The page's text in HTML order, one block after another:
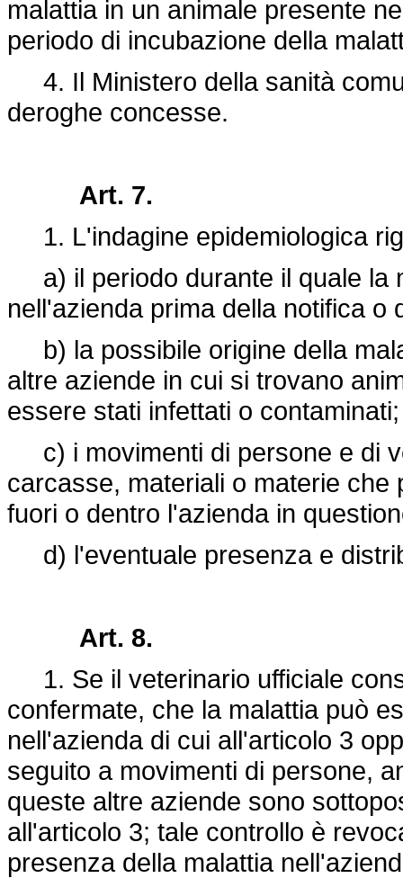
malattia in un animale presente
periodo di incubazione della
4. Il Ministero della sanità
deroghe concesse.
Art. 7.
1. L'indagine epidemiologica
a) il periodo durante il quale la
nell'azienda prima della notifica o
b) la possibile origine della
altre aziende in cui si trovano
essere stati infettati o contaminati;
c) i movimenti di persone e di
carcasse, materiali o materie
fuori o dentro l'azienda in
d) l'eventuale presenza e
Art. 8.
1. Se il veterinario ufficiale
confermate, che la malattia può
nell'azienda di cui all'articolo 3
seguito a movimenti di persone,
queste altre aziende sono
all'articolo 3; tale controllo è
presenza della malattia